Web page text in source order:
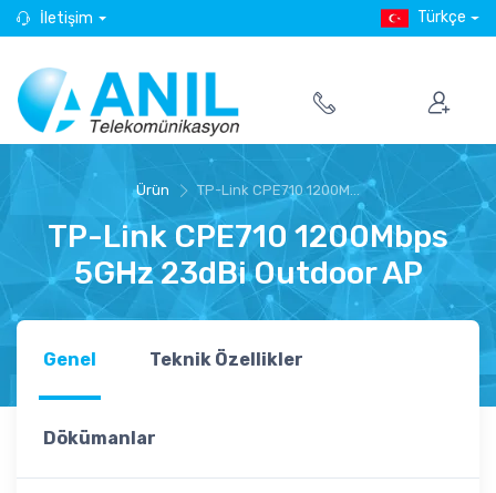
İletişim Türkçe
Ürün TP-Link CPE710 1200M...
TP-Link CPE710 1200Mbps
5GHz 23dBi Outdoor AP
Genel Teknik Özellikler
Dökümanlar